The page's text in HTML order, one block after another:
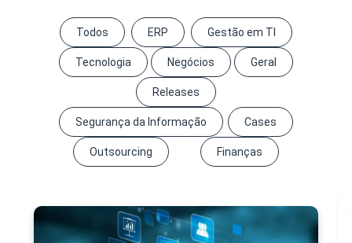
Todos ERP Gestão em TI
Tecnologia Negócios Geral
Releases
Segurança da Informação Cases
Outsourcing Finanças